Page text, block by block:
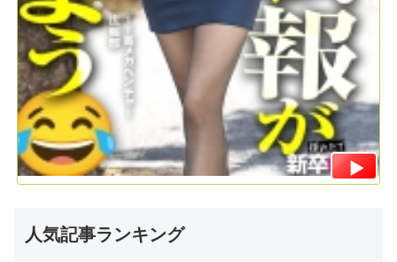
人気記事ランキング